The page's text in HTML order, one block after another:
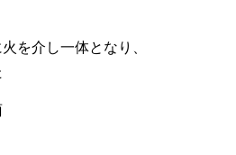
を介し一体となり、